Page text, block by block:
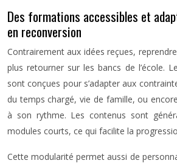
Des formations accessibles et
en reconversion
Contrairement aux idées reçues,
plus retourner sur les bancs de l’école.
sont conçues pour s’adapter aux
du temps chargé, vie de famille, ou
à son rythme. Les contenus sont
modules courts, ce qui facilite la
Cette modularité permet aussi de